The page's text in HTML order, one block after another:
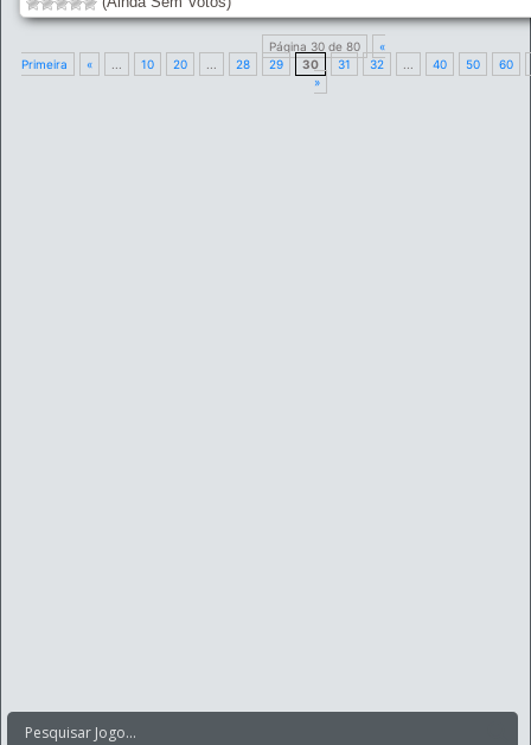
Página 30 de 80
«
Primeira
« ... 10 20 ... 28 29 30 31 32 ... 40 50
60
»